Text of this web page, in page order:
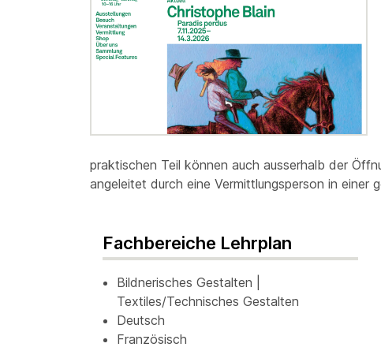
praktischen Teil können auch ausserhalb der
angeleitet durch eine Vermittlungsperson in einer
Fachbereiche Lehrplan
Bildnerisches Gestalten |
Textiles/Technisches Gestalten
Deutsch
Französisch